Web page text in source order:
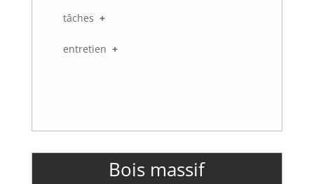
tâches +
entretien +
Bois massif